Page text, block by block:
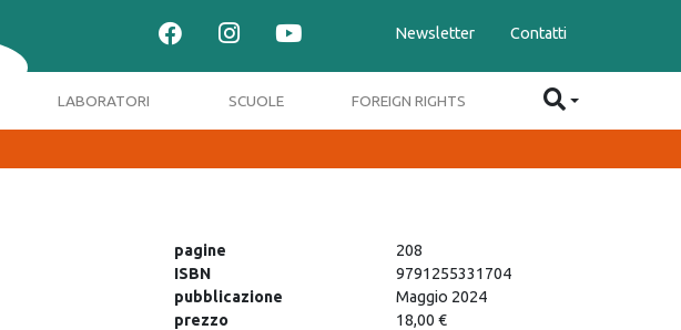
Newsletter Contatti
LABORATORI SCUOLE FOREIGN RIGHTS
pagine
208
ISBN
9791255331704
pubblicazione
Maggio 2024
prezzo
18,00 €